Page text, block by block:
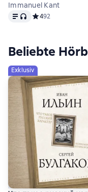
Immanuel Kant
Text, Audioformat verfügbar
Средний рейтинг
492
Beliebte
Exklusiv